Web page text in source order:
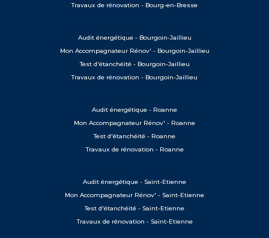
Travaux de rénovation - Bourg-en-Bresse
Audit énergétique - Bourgoin-Jaillieu
Mon Accompagnateur Rénov' - Bourgoin-Jaillieu
Test d'étanchéité - Bourgoin-Jaillieu
Travaux de rénovation - Bourgoin-Jaillieu
Audit énergétique - Roanne
Mon Accompagnateur Rénov' - Roanne
Test d'étanchéité - Roanne
Travaux de rénovation - Roanne
Audit énergétique - Saint-Etienne
Mon Accompagnateur Rénov' - Saint-Etienne
Test d'étanchéité - Saint-Etienne
Travaux de rénovation - Saint-Etienne